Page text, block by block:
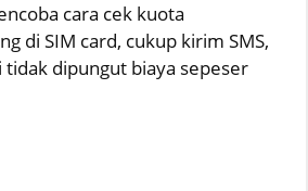
cara cek kuota
di SIM card, cukup kirim SMS,
tidak dipungut biaya sepeser